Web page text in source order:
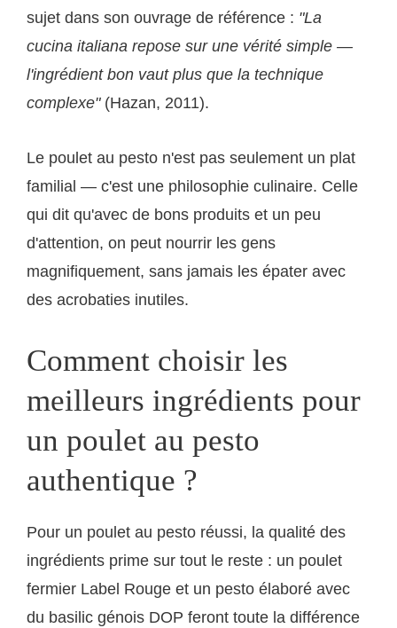
sujet dans son ouvrage de référence : "La
cucina italiana repose sur une vérité simple —
l'ingrédient bon vaut plus que la technique
complexe"(Hazan, 2011).
Le poulet au pesto n'est pas seulement un plat
familial — c'est une philosophie culinaire. Celle
qui dit qu'avec de bons produits et un peu
d'attention, on peut nourrir les gens
magnifiquement, sans jamais les épater avec
des acrobaties inutiles.
Comment choisir les
meilleurs ingrédients pour
un poulet au pesto
authentique ?
Pour un poulet au pesto réussi, la qualité des
ingrédients prime sur tout le reste : un poulet
fermier Label Rouge et un pesto élaboré avec
du basilic génois DOP feront toute la différence